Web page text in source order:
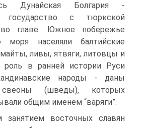
Дунайская Болгария -
государство с тюркской
главе. Южное побережье
моря населяли балтийские
ливы, ятвяги, литовцы и
в ранней истории Руси
народы - даны
свеоны (шведы), которых
общим именем “варяги”.
занятием восточных славян